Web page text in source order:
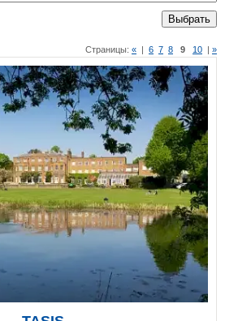
Выбрать
Страницы: « | 6 7 8 9 10 | »